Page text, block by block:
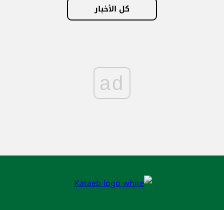
كل الأخبار
ad